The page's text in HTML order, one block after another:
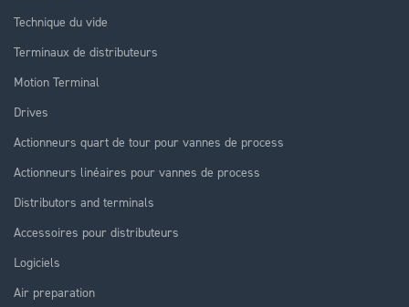
Technique du vide
Terminaux de distributeurs
Motion Terminal
Drives
Actionneurs quart de tour pour vannes de process
Actionneurs linéaires pour vannes de process
Distributors and terminals
Accessoires pour distributeurs
Logiciels
Air preparation